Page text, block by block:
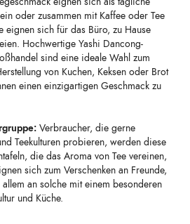
oder zusammen mit Kaffee oder Tee
eignen sich für das Büro, zu Hause
Hochwertige Yashi Dancong-
sind eine ideale Wahl zum
von Kuchen, Keksen oder Brot
einen einzigartigen Geschmack zu
Verbraucher, die gerne
Teekulturen probieren, werden diese
die das Aroma von Tee vereinen,
sich zum Verschenken an Freunde,
an solche mit einem besonderen
und Küche.